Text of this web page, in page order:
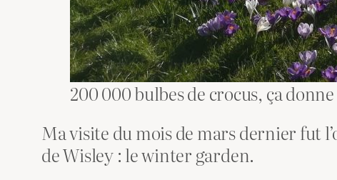
200 000 bulbes de crocus, ça donne
Ma visite du mois de mars dernier fut
de Wisley : le winter garden.